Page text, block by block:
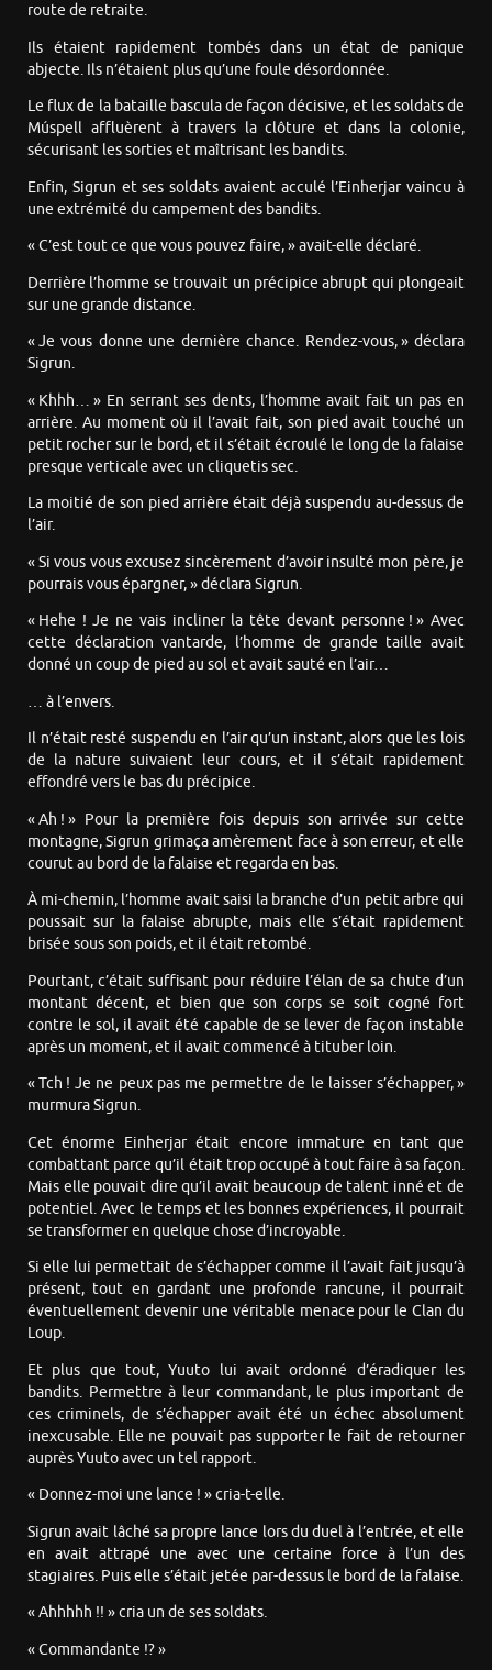
route de retraite.
Ils étaient rapidement tombés dans un état de panique
abjecte. Ils n’étaient plus qu’une foule désordonnée.
Le flux de la bataille bascula de façon décisive, et les soldats de
Múspell affluèrent à travers la clôture et dans la colonie,
sécurisant les sorties et maîtrisant les bandits.
Enfin, Sigrun et ses soldats avaient acculé l’Einherjar vaincu à
une extrémité du campement des bandits.
« C’est tout ce que vous pouvez faire, » avait-elle déclaré.
Derrière l’homme se trouvait un précipice abrupt qui plongeait
sur une grande distance.
« Je vous donne une dernière chance. Rendez-vous, » déclara
Sigrun.
« Khhh… » En serrant ses dents, l’homme avait fait un pas en
arrière. Au moment où il l’avait fait, son pied avait touché un
petit rocher sur le bord, et il s’était écroulé le long de la falaise
presque verticale avec un cliquetis sec.
La moitié de son pied arrière était déjà suspendu au-dessus de
l’air.
« Si vous vous excusez sincèrement d’avoir insulté mon père, je
pourrais vous épargner, » déclara Sigrun.
« Hehe ! Je ne vais incliner la tête devant personne ! » Avec
cette déclaration vantarde, l’homme de grande taille avait
donné un coup de pied au sol et avait sauté en l’air…
… à l’envers.
Il n’était resté suspendu en l’air qu’un instant, alors que les lois
de la nature suivaient leur cours, et il s’était rapidement
effondré vers le bas du précipice.
« Ah ! » Pour la première fois depuis son arrivée sur cette
montagne, Sigrun grimaça amèrement face à son erreur, et elle
courut au bord de la falaise et regarda en bas.
À mi-chemin, l’homme avait saisi la branche d’un petit arbre qui
poussait sur la falaise abrupte, mais elle s’était rapidement
brisée sous son poids, et il était retombé.
Pourtant, c’était suffisant pour réduire l’élan de sa chute d’un
montant décent, et bien que son corps se soit cogné fort
contre le sol, il avait été capable de se lever de façon instable
après un moment, et il avait commencé à tituber loin.
« Tch ! Je ne peux pas me permettre de le laisser s’échapper, »
murmura Sigrun.
Cet énorme Einherjar était encore immature en tant que
combattant parce qu’il était trop occupé à tout faire à sa façon.
Mais elle pouvait dire qu’il avait beaucoup de talent inné et de
potentiel. Avec le temps et les bonnes expériences, il pourrait
se transformer en quelque chose d’incroyable.
Si elle lui permettait de s’échapper comme il l’avait fait jusqu’à
présent, tout en gardant une profonde rancune, il pourrait
éventuellement devenir une véritable menace pour le Clan du
Loup.
Et plus que tout, Yuuto lui avait ordonné d’éradiquer les
bandits. Permettre à leur commandant, le plus important de
ces criminels, de s’échapper avait été un échec absolument
inexcusable. Elle ne pouvait pas supporter le fait de retourner
auprès Yuuto avec un tel rapport.
« Donnez-moi une lance ! » cria-t-elle.
Sigrun avait lâché sa propre lance lors du duel à l’entrée, et elle
en avait attrapé une avec une certaine force à l’un des
stagiaires. Puis elle s’était jetée par-dessus le bord de la falaise.
« Ahhhhh !! » cria un de ses soldats.
« Commandante !? »